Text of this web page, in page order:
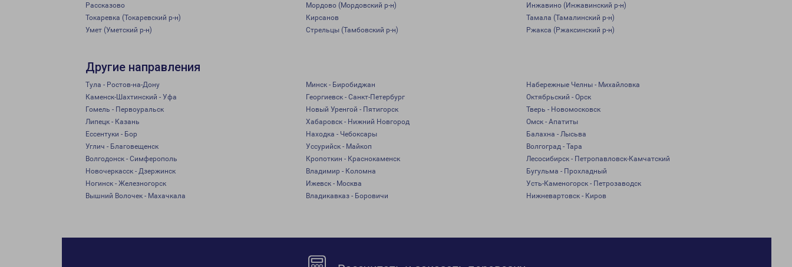
Рассказово
Мордово (Мордовский р-н)
Инжавино (Инжавинский р-н)
Токаревка (Токаревский р-н)
Кирсанов
Тамала (Тамалинский р-н)
Умет (Уметский р-н)
Стрельцы (Тамбовский р-н) Ржакса (Ржаксинский р-н)
Другие направления
Тула - Ростов-на-Дону Минск - Биробиджан
Набережные Челны - Михайловка
Каменск-Шахтинский - Уфа
Георгиевск - Санкт-Петербург
Октябрьский - Орск
Гомель - Первоуральск
Новый Уренгой - Пятигорск
Тверь - Новомосковск
Липецк - Казань
Хабаровск - Нижний Новгород
Омск - Апатиты
Ессентуки - Бор
Находка - Чебоксары
Балахна - Лысьва
Углич - Благовещенск
Уссурийск - Майкоп
Волгоград - Тара
Волгодонск - Симферополь
Кропоткин - Краснокаменск
Лесосибирск - Петропавловск-Камчатский
Новочеркасск - Дзержинск
Владимир - Коломна
Бугульма - Прохладный
Ногинск - Железногорск
Ижевск - Москва
Усть-Каменогорск - Петрозаводск
Вышний Волочек - Махачкала
Владикавказ - Боровичи Нижневартовск - Киров